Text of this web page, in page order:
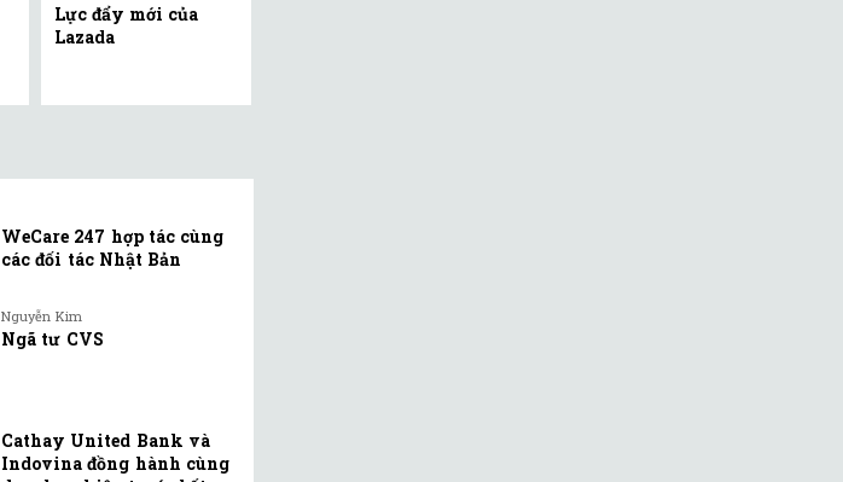
Lực đẩy mới của
Lazada
WeCare 247 hợp tác cùng
các đối tác Nhật Bản
Nguyễn Kim
Ngã tư CVS
Cathay United Bank và
Indovina đồng hành cùng